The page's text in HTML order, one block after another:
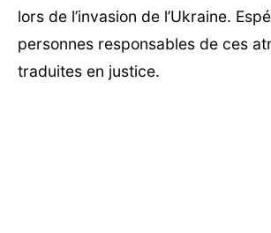
lors de l’invasion de l’Ukraine.
personnes responsables de ces
traduites en justice.